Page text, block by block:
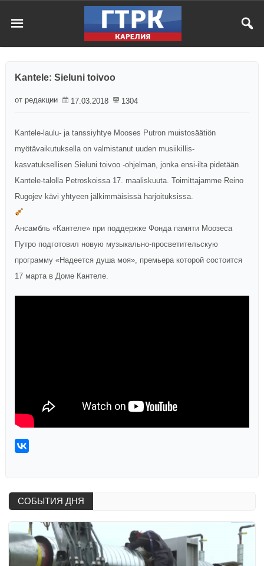
Kantele: Sieluni toivoo
от редакции 17.03.2018 1304
Kantele-laulu- ja tanssiyhtye Mooses Putron muistosäätiön
myötävaikutuksella on valmistanut uuden musiikillis-
kasvatuksellisen Sieluni toivoo -ohjelman, jonka ensi-ilta pidetään
Kantele-talolla Petroskoissa 17. maaliskuuta. Toimittajamme Reino
Rugojev kävi yhtyeen jälkimmäisissä harjoituksissa.
Ансамбль «Кантеле» при поддержке Фонда памяти Моозеса
Путро подготовил новую музыкально-просветительскую
программу «Надеется душа моя», премьера которой состоится
17 марта в Доме Кантеле.
СОБЫТИЯ ДНЯ